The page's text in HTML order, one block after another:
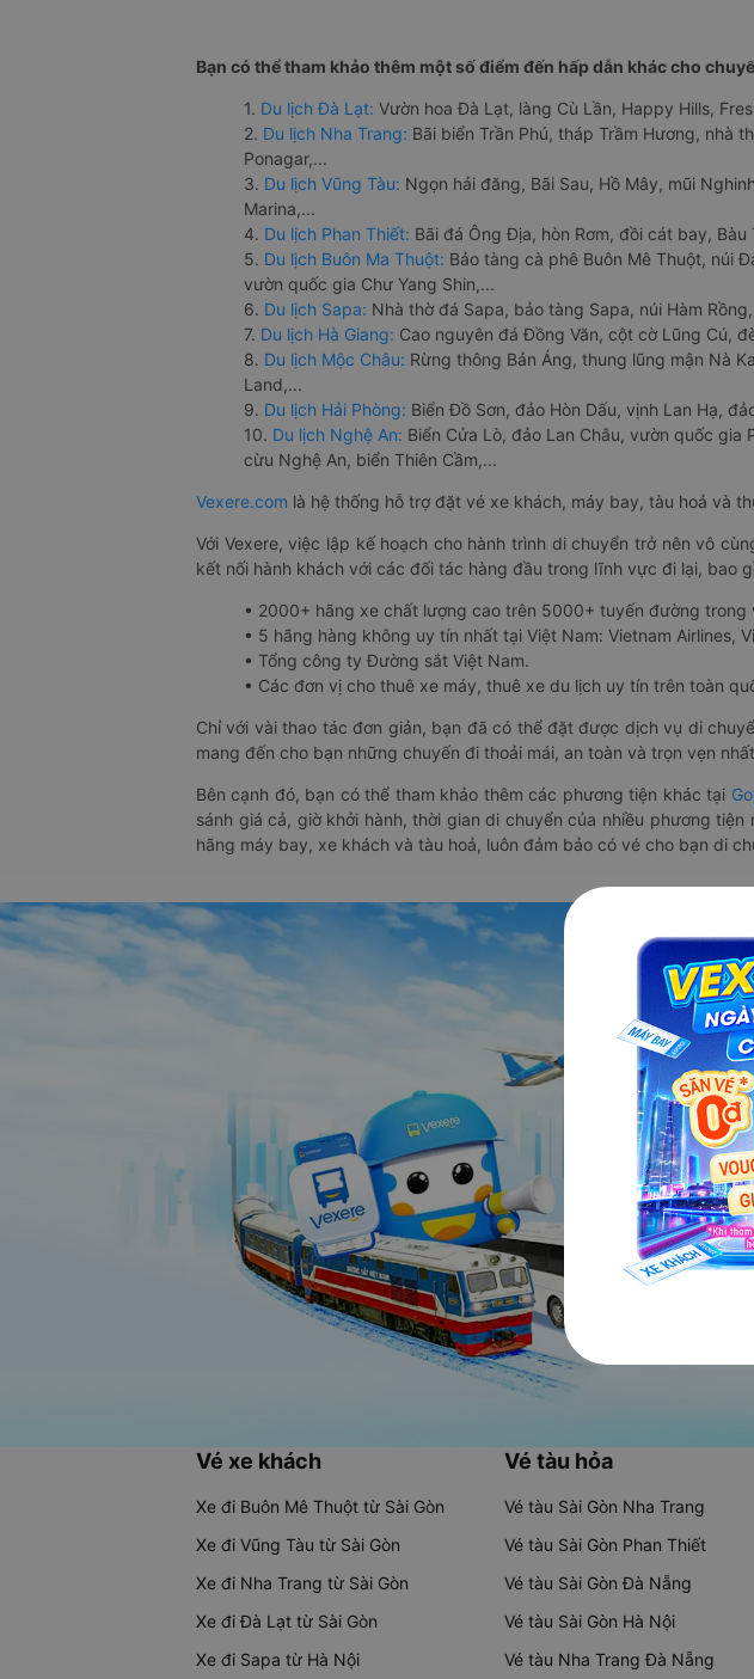
Bạn có thể tham khảo thêm một số điểm đến hấp dẫn khác cho
1. Du lịch Đà Lạt: Vườn hoa Đà Lạt, làng Cù Lần, Happy Hills,
2. Du lịch Nha Trang: Bãi biển Trần Phú, tháp Trầm Hương, nhà
Ponagar,...
3. Du lịch Vũng Tàu: Ngọn hải đăng, Bãi Sau, Hồ Mây, mũi
Marina,...
4. Du lịch Phan Thiết: Bãi đá Ông Địa, hòn Rơm, đồi cát bay,
5. Du lịch Buôn Ma Thuột: Bảo tàng cà phê Buôn Mê Thuột, núi
vườn quốc gia Chư Yang Shin,...
6. Du lịch Sapa: Nhà thờ đá Sapa, bảo tàng Sapa, núi Hàm
7. Du lịch Hà Giang: Cao nguyên đá Đồng Văn, cột cờ Lũng Cú,
8. Du lịch Mộc Châu: Rừng thông Bản Áng, thung lũng mận Nà
Land,...
9. Du lịch Hải Phòng: Biển Đồ Sơn, đảo Hòn Dấu, vịnh Lan Hạ,
10. Du lịch Nghệ An: Biển Cửa Lò, đảo Lan Châu, vườn quốc
cừu Nghệ An, biển Thiên Cầm,...
Vexere.com là hệ thống hỗ trợ đặt vé xe khách, máy bay, tàu hoả và
Với Vexere, việc lập kế hoạch cho hành trình di chuyển trở nên vô
kết nối hành khách với các đối tác hàng đầu trong lĩnh vực đi lại, bao
• 2000+ hãng xe chất lượng cao trên 5000+ tuyến đường trong
• 5 hãng hàng không uy tín nhất tại Việt Nam: Vietnam Airlines,
• Tổng công ty Đường sắt Việt Nam.
• Các đơn vị cho thuê xe máy, thuê xe du lịch uy tín trên toàn
Chỉ với vài thao tác đơn giản, bạn đã có thể đặt được dịch vụ di
mang đến cho bạn những chuyến đi thoải mái, an toàn và trọn vẹn
Bên cạnh đó, bạn có thể tham khảo thêm các phương tiện khác tại
sánh giá cả, giờ khởi hành, thời gian di chuyển của nhiều phương
hãng máy bay, xe khách và tàu hoả, luôn đảm bảo có vé cho bạn di
Vé xe khách
Xe đi Buôn Mê Thuột từ Sài Gòn
Xe đi Vũng Tàu từ Sài Gòn
Xe đi Nha Trang từ Sài Gòn
Xe đi Đà Lạt từ Sài Gòn
Xe đi Sapa từ Hà Nội
Vé tàu hỏa
Vé tàu Sài Gòn Nha Trang
Vé tàu Sài Gòn Phan Thiết
Vé tàu Sài Gòn Đà Nẵng
Vé tàu Sài Gòn Hà Nội
Vé tàu Nha Trang Đà Nẵng